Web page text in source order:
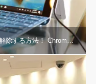
除する方法！ Chrom…